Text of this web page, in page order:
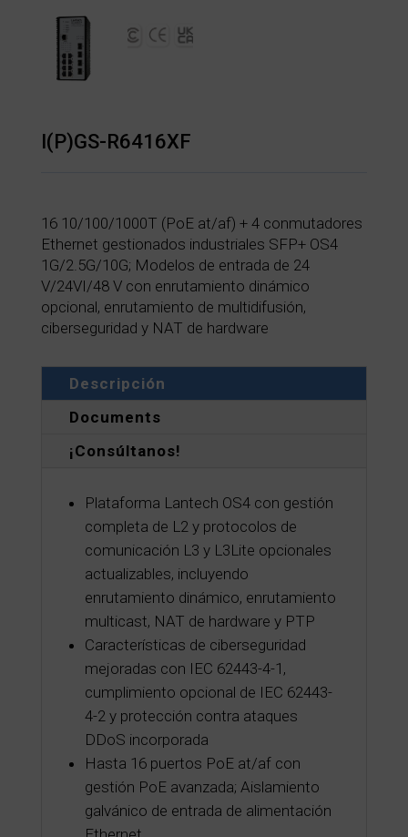
I(P)GS-R6416XF
16 10/100/1000T (PoE at/af) + 4 conmutadores
Ethernet gestionados industriales SFP+ OS4
1G/2.5G/10G; Modelos de entrada de 24
V/24VI/48 V con enrutamiento dinámico
opcional, enrutamiento de multidifusión,
ciberseguridad y NAT de hardware
Descripción
Documents
¡Consúltanos!
Plataforma Lantech OS4 con gestión
completa de L2 y protocolos de
comunicación L3 y L3Lite opcionales
actualizables, incluyendo
enrutamiento dinámico, enrutamiento
multicast, NAT de hardware y PTP
Características de ciberseguridad
mejoradas con IEC 62443-4-1,
cumplimiento opcional de IEC 62443-
4-2 y protección contra ataques
DDoS incorporada
Hasta 16 puertos PoE at/af con
gestión PoE avanzada; Aislamiento
galvánico de entrada de alimentación